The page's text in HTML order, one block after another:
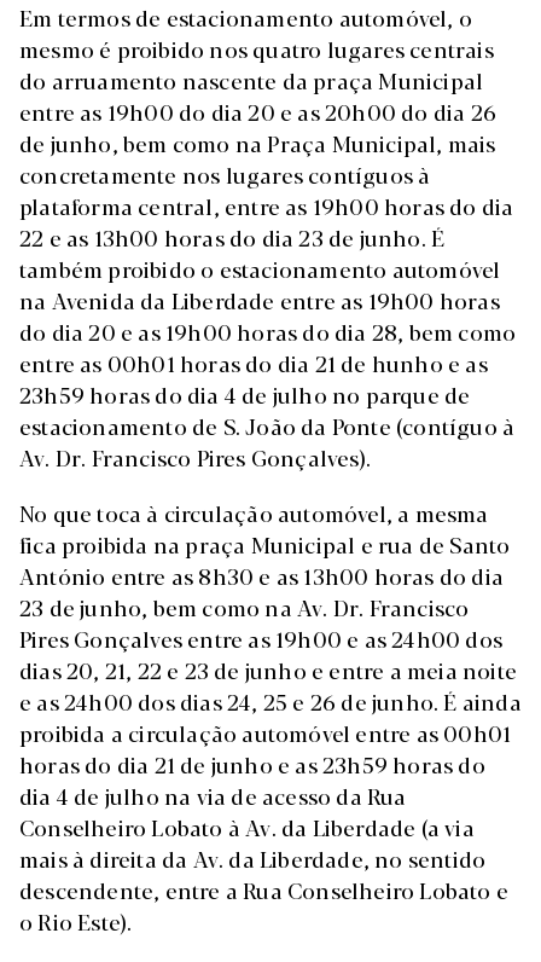
Em termos de estacionamento automóvel, o
mesmo é proibido nos quatro lugares centrais
do arruamento nascente da praça Municipal
entre as 19h00 do dia 20 e as 20h00 do dia 26
de junho, bem como na Praça Municipal, mais
concretamente nos lugares contíguos à
plataforma central, entre as 19h00 horas do dia
22 e as 13h00 horas do dia 23 de junho. É
também proibido o estacionamento automóvel
na Avenida da Liberdade entre as 19h00 horas
do dia 20 e as 19h00 horas do dia 28, bem como
entre as 00h01 horas do dia 21 de hunho e as
23h59 horas do dia 4 de julho no parque de
estacionamento de S. João da Ponte (contíguo à
Av. Dr. Francisco Pires Gonçalves).
No que toca à circulação automóvel, a mesma
fica proibida na praça Municipal e rua de Santo
António entre as 8h30 e as 13h00 horas do dia
23 de junho, bem como na Av. Dr. Francisco
Pires Gonçalves entre as 19h00 e as 24h00 dos
dias 20, 21, 22 e 23 de junho e entre a meia noite
e as 24h00 dos dias 24, 25 e 26 de junho. É ainda
proibida a circulação automóvel entre as 00h01
horas do dia 21 de junho e as 23h59 horas do
dia 4 de julho na via de acesso da Rua
Conselheiro Lobato à Av. da Liberdade (a via
mais à direita da Av. da Liberdade, no sentido
descendente, entre a Rua Conselheiro Lobato e
o Rio Este).